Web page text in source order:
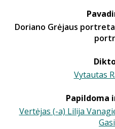
Doriano Grėjaus
Vytautas
Papildoma
Vertėjas (-a) Lilija